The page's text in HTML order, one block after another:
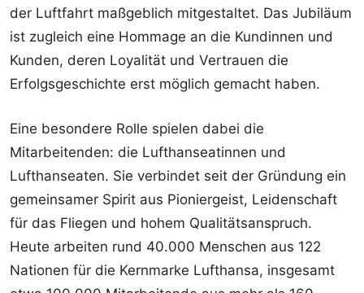
der Luftfahrt maßgeblich mitgestaltet. Das Jubiläum
ist zugleich eine Hommage an die Kundinnen und
Kunden, deren Loyalität und Vertrauen die
Erfolgsgeschichte erst möglich gemacht haben.
Eine besondere Rolle spielen dabei die
Mitarbeitenden: die Lufthanseatinnen und
Lufthanseaten. Sie verbindet seit der Gründung ein
gemeinsamer Spirit aus Pioniergeist, Leidenschaft
für das Fliegen und hohem Qualitätsanspruch.
Heute arbeiten rund 40.000 Menschen aus 122
Nationen für die Kernmarke Lufthansa, insgesamt